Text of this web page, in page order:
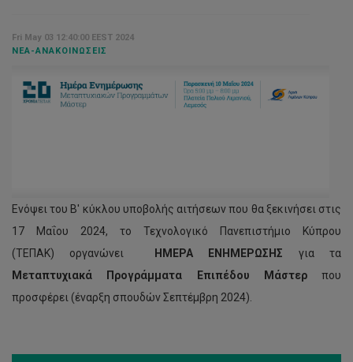
Fri May 03 12:40:00 EEST 2024
ΝΈΑ-ΑΝΑΚΟΙΝΏΣΕΙΣ
Ενόψει του Β' κύκλου υποβολής αιτήσεων που θα ξεκινήσει στις
17 Μαΐου 2024, το Τεχνολογικό Πανεπιστήμιο Κύπρου
(ΤΕΠΑΚ) οργανώνει
ΗΜΕΡΑ ΕΝΗΜΕΡΩΣΗΣ για τα
Μεταπτυχιακά Προγράμματα Επιπέδου Μάστερπου
προσφέρει (έναρξη σπουδών Σεπτέμβρη 2024).